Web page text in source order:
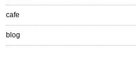
cafe
blog